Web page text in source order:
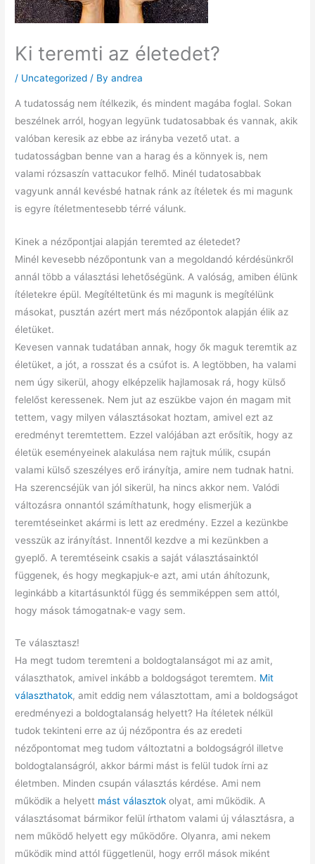
Ki teremti az életedet?
/ Uncategorized / Byandrea
A tudatosság nem ítélkezik, és mindent magába foglal. Sokan
beszélnek arról, hogyan legyünk tudatosabbak és vannak, akik
valóban keresik az ebbe az irányba vezető utat. a
tudatosságban benne van a harag és a könnyek is, nem
valami rózsaszín vattacukor felhő. Minél tudatosabbak
vagyunk annál kevésbé hatnak ránk az ítéletek és mi magunk
is egyre ítéletmentesebb térré válunk.
Kinek a nézőpontjai alapján teremted az életedet?
Minél kevesebb nézőpontunk van a megoldandó kérdésünkről
annál több a választási lehetőségünk. A valóság, amiben élünk
ítéletekre épül. Megítéltetünk és mi magunk is megítélünk
másokat, pusztán azért mert más nézőpontok alapján élik az
életüket.
Kevesen vannak tudatában annak, hogy ők maguk teremtik az
életüket, a jót, a rosszat és a csúfot is. A legtöbben, ha valami
nem úgy sikerül, ahogy elképzelik hajlamosak rá, hogy külső
felelőst keressenek. Nem jut az eszükbe vajon én magam mit
tettem, vagy milyen választásokat hoztam, amivel ezt az
eredményt teremtettem. Ezzel valójában azt erősítik, hogy az
életük eseményeinek alakulása nem rajtuk múlik, csupán
valami külső szeszélyes erő irányítja, amire nem tudnak hatni.
Ha szerencséjük van jól sikerül, ha nincs akkor nem. Valódi
változásra onnantól számíthatunk, hogy elismerjük a
teremtéseinket akármi is lett az eredmény. Ezzel a kezünkbe
vesszük az irányítást. Innentől kezdve a mi kezünkben a
gyeplő. A teremtéseink csakis a saját választásainktól
függenek, és hogy megkapjuk-e azt, ami után áhítozunk,
leginkább a kitartásunktól függ és semmiképpen sem attól,
hogy mások támogatnak-e vagy sem.
Te választasz!
Ha megt tudom teremteni a boldogtalanságot mi az amit,
választhatok, amivel inkább a boldogságot teremtem. Mit
választhatok, amit eddig nem választottam, ami a boldogságot
eredményezi a boldogtalanság helyett? Ha ítéletek nélkül
tudok tekinteni erre az új nézőpontra és az eredeti
nézőpontomat meg tudom változtatni a boldogságról illetve
boldogtalanságról, akkor bármi mást is felül tudok írni az
életmben. Minden csupán választás kérdése. Ami nem
működik a helyett mást választok olyat, ami működik. A
választásomat bármikor felül írthatom valami új választásra, a
nem működő helyett egy működőre. Olyanra, ami nekem
működik mind attól függetlenül, hogy erről mások miként